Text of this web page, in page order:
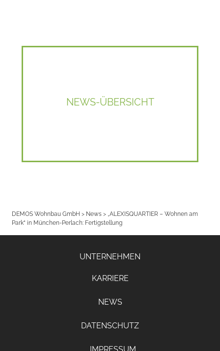
NEWS-ÜBERSICHT
DEMOS Wohnbau GmbH > News > „ALEXISQUARTIER – Wohnen am
Park“ in München-Perlach: Fertigstellung
UNTERNEHMEN
KARRIERE
NEWS
DATENSCHUTZ